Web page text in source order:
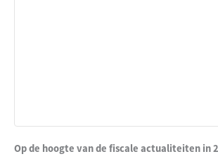
Op de hoogte van de fiscale actualiteiten in